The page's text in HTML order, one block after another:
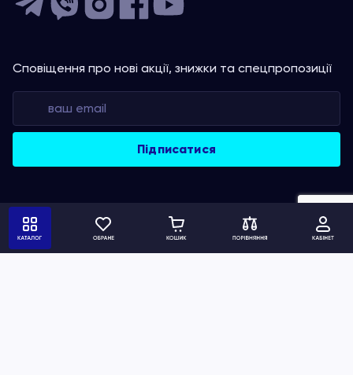
Сповіщення про нові акції, знижки та спецпропозиції